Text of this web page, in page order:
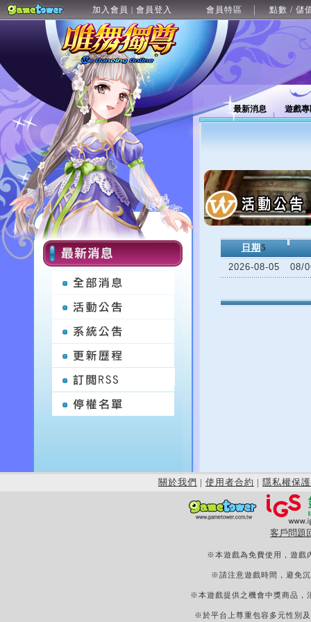
加入會員 | 會員登入 會員特區 點數 / 儲
最新消息 遊戲
日期 5
2026-08-05
08/
關於我們 | 使用者合約 | 隱私權保護
客戶問題
※本遊戲為免費使用，遊戲
※請注意遊戲時間，避免
※本遊戲提供之機會中獎商品，
※於平台上尊重包容多元性別